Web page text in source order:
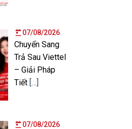
07/08/2026
Chuyển Sang
Trả Sau Viettel
– Giải Pháp
Tiết […]
07/08/2026